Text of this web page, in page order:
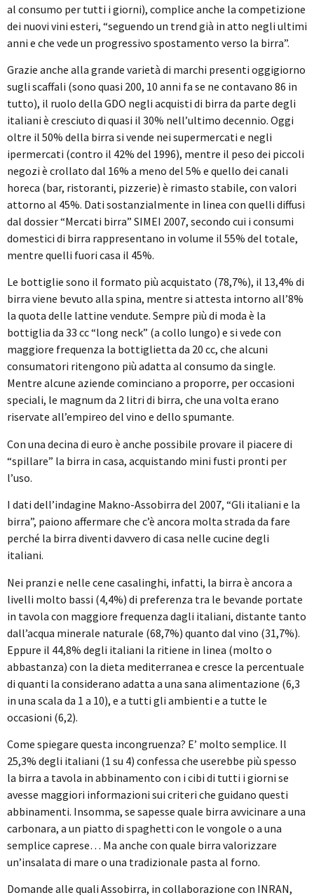
al consumo per tutti i giorni), complice anche la competizione
dei nuovi vini esteri, “seguendo un trend già in atto negli ultimi
anni e che vede un progressivo spostamento verso la birra”.
Grazie anche alla grande varietà di marchi presenti oggigiorno
sugli scaffali (sono quasi 200, 10 anni fa se ne contavano 86 in
tutto), il ruolo della GDO negli acquisti di birra da parte degli
italiani è cresciuto di quasi il 30% nell’ultimo decennio. Oggi
oltre il 50% della birra si vende nei supermercati e negli
ipermercati (contro il 42% del 1996), mentre il peso dei piccoli
negozi è crollato dal 16% a meno del 5% e quello dei canali
horeca (bar, ristoranti, pizzerie) è rimasto stabile, con valori
attorno al 45%. Dati sostanzialmente in linea con quelli diffusi
dal dossier “Mercati birra” SIMEI 2007, secondo cui i consumi
domestici di birra rappresentano in volume il 55% del totale,
mentre quelli fuori casa il 45%.
Le bottiglie sono il formato più acquistato (78,7%), il 13,4% di
birra viene bevuto alla spina, mentre si attesta intorno all’8%
la quota delle lattine vendute. Sempre più di moda è la
bottiglia da 33 cc “long neck” (a collo lungo) e si vede con
maggiore frequenza la bottiglietta da 20 cc, che alcuni
consumatori ritengono più adatta al consumo da single.
Mentre alcune aziende cominciano a proporre, per occasioni
speciali, le magnum da 2 litri di birra, che una volta erano
riservate all’empireo del vino e dello spumante.
Con una decina di euro è anche possibile provare il piacere di
“spillare” la birra in casa, acquistando mini fusti pronti per
l’uso.
I dati dell’indagine Makno-Assobirra del 2007, “Gli italiani e la
birra”, paiono affermare che c’è ancora molta strada da fare
perché la birra diventi davvero di casa nelle cucine degli
italiani.
Nei pranzi e nelle cene casalinghi, infatti, la birra è ancora a
livelli molto bassi (4,4%) di preferenza tra le bevande portate
in tavola con maggiore frequenza dagli italiani, distante tanto
dall’acqua minerale naturale (68,7%) quanto dal vino (31,7%).
Eppure il 44,8% degli italiani la ritiene in linea (molto o
abbastanza) con la dieta mediterranea e cresce la percentuale
di quanti la considerano adatta a una sana alimentazione (6,3
in una scala da 1 a 10), e a tutti gli ambienti e a tutte le
occasioni (6,2).
Come spiegare questa incongruenza? E’ molto semplice. Il
25,3% degli italiani (1 su 4) confessa che userebbe più spesso
la birra a tavola in abbinamento con i cibi di tutti i giorni se
avesse maggiori informazioni sui criteri che guidano questi
abbinamenti. Insomma, se sapesse quale birra avvicinare a una
carbonara, a un piatto di spaghetti con le vongole o a una
semplice caprese… Ma anche con quale birra valorizzare
un’insalata di mare o una tradizionale pasta al forno.
Domande alle quali Assobirra, in collaborazione con INRAN,